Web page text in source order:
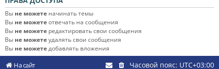
Вы не можете начинать темы
Вы не можетеотвечать на сообщения
Вы не можете редактировать свои сообщения
Вы не можетеудалять свои сообщения
Вы не можетедобавлять вложения
На сайт Часовой пояс: UTC+03:00